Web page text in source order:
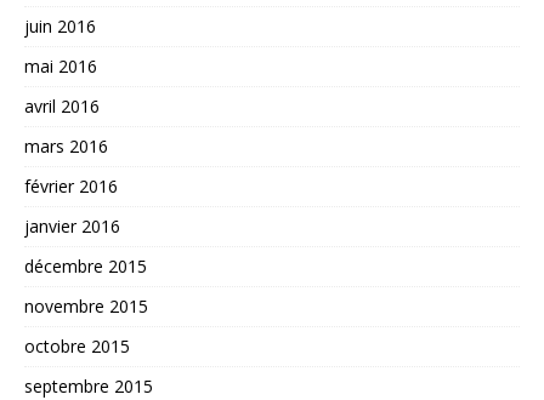
juin 2016
mai 2016
avril 2016
mars 2016
février 2016
janvier 2016
décembre 2015
novembre 2015
octobre 2015
septembre 2015